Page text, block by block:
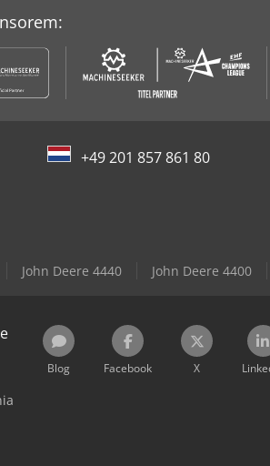
+49 201 857 861 80
John Deere 4440 John Deere 4400
Blog Facebook X